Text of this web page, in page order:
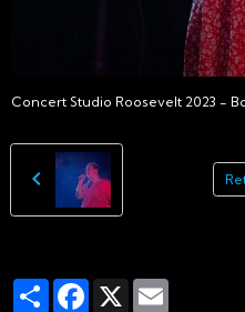
Concert Studio Roosevelt 2023 -
PartagerFacebook
X